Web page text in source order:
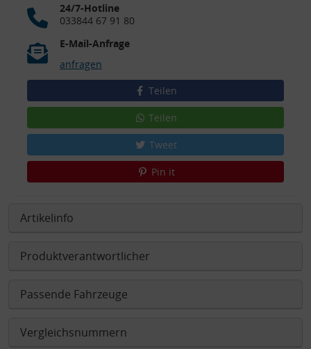
24/7-Hotline
033844 67 91 80
E-Mail-Anfrage
anfragen
Teilen
Teilen
Tweet
Pin it
Artikelinfo
Produktverantwortlicher
Passende Fahrzeuge
Vergleichsnummern